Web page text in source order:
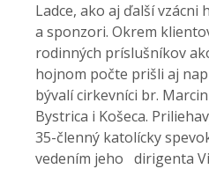
Ladce, ako aj ďalší vzácni
a sponzori. Okrem
rodinných príslušníkov
hojnom počte prišli aj
bývalí cirkevníci br.
Bystrica i Košeca.
35-členný katolícky
vedením jeho dirigenta